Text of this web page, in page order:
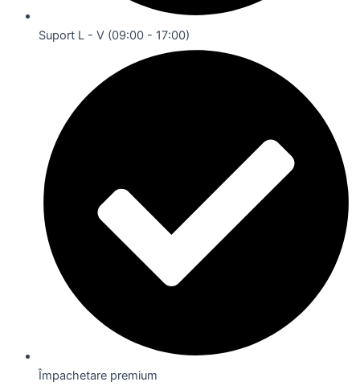
Suport L - V (09:00 - 17:00)
Împachetare premium